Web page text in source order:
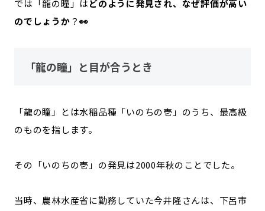
では「龍の瞳」はどのように発見され、なぜ評価が高い
のでしょうか？👀
「龍の瞳」と目が合うとき
「龍の瞳」とは水稲品種「いのちの壱」のうち、最高級
のものを指します。
その「いのちの壱」の発見は2000年秋のことでした。
当時、農林水産省に勤務していた今井隆さんは、下呂市